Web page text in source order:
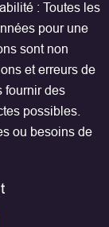
: Toutes les
pour une
sont non
et erreurs de
fournir des
possibles.
ou besoins de